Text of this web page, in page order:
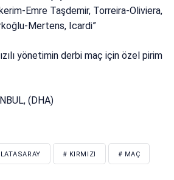
Emre Taşdemir, Torreira-Oliviera,
Mertens, Icardi”
yönetimin derbi maç için özel pirim
(DHA)
# KIRMIZI # MAÇ